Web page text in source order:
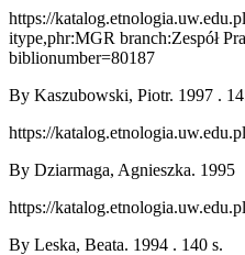
https://
itype,phr:MGR branch:Zespół
biblionumber=80187
By Kaszubowski, Piotr. 1997 .
https://
By Dziarmaga, Agnieszka. 1995
https://
By Leska, Beata. 1994 . 140 s.